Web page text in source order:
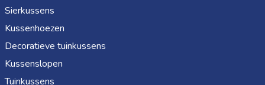
Sierkussens
Kussenhoezen
Decoratieve tuinkussens
Kussenslopen
Tuinkussens